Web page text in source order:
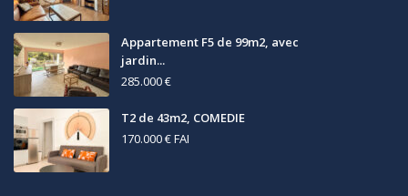
Appartement F5 de 99m2, avec
jardin...
285.000 €
T2 de 43m2, COMEDIE
170.000 €FAI